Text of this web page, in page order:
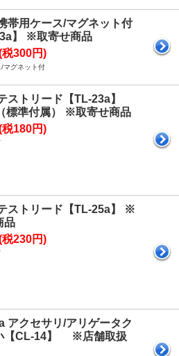
帯用ケース/マグネット付
】 ※取寄せ商品
300円)
マグネット付
ストリード【TL-23a】
標準付属） ※取寄せ商品
180円)
ストリード【TL-25a】 ※
品
230円)
クセサリ/アリゲータク
【CL-14】 ※店舗取扱